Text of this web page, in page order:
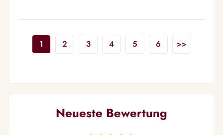
1 2 3 4 5 6 >>
Neueste Bewertung